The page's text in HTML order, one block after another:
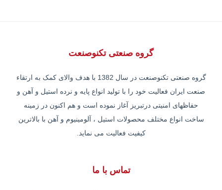
گروه صنعتی تکنوصنعت
گروه صنعتی تکنوصنعت در سال 1382 با هدف والای کمک به ارتقاء
صنعت ایران فعالیت خود را با تولید انواع پایه و نرده استیل و آهن و
حفاظهای امنیتی درتبریز آغاز نموده است و هم اکنون در زمینه
ساخت انواع مختلف محصولات استیل ، آلومینیوم و آهن با بالاترین
کیفیت فعالیت می نماید.
تماس با ما